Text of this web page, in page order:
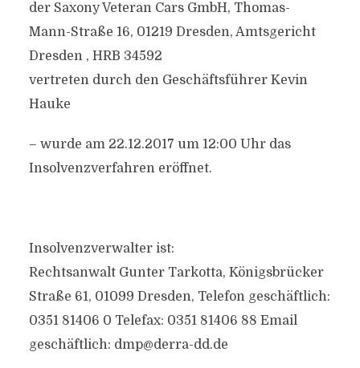
der Saxony Veteran Cars GmbH, Thomas-
Mann-Straße 16, 01219 Dresden, Amtsgericht
Dresden , HRB 34592
vertreten durch den Geschäftsführer Kevin
Hauke
– wurde am 22.12.2017 um 12:00 Uhr das
Insolvenzverfahren eröffnet.
Insolvenzverwalter ist:
Rechtsanwalt Gunter Tarkotta, Königsbrücker
Straße 61, 01099 Dresden, Telefon geschäftlich:
0351 81406 0 Telefax: 0351 81406 88 Email
geschäftlich: dmp@derra-dd.de